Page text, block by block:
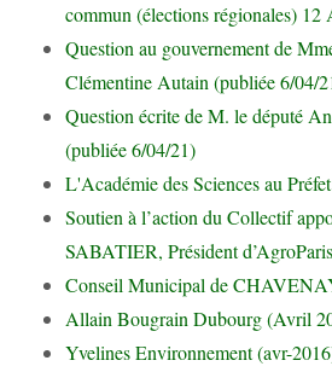
commun (élections régionales) 12
Question au gouvernement de
Clémentine Autain (publiée 6/04/
Question écrite de M. le député
(publiée 6/04/21)
L'Académie des Sciences au
Soutien à l’action du Collectif
SABATIER, Président
Conseil Municipal de
Allain Bougrain Dubourg (Avril
Yvelines Environnement (avr-